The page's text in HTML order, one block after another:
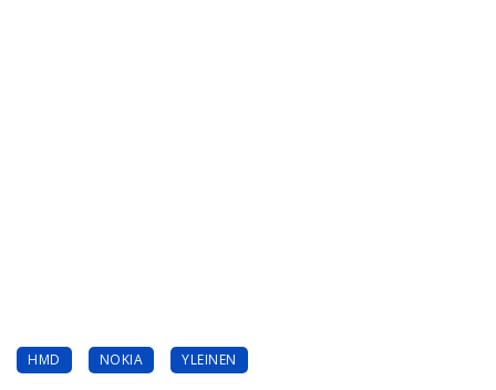
HMD NOKIA YLEINEN